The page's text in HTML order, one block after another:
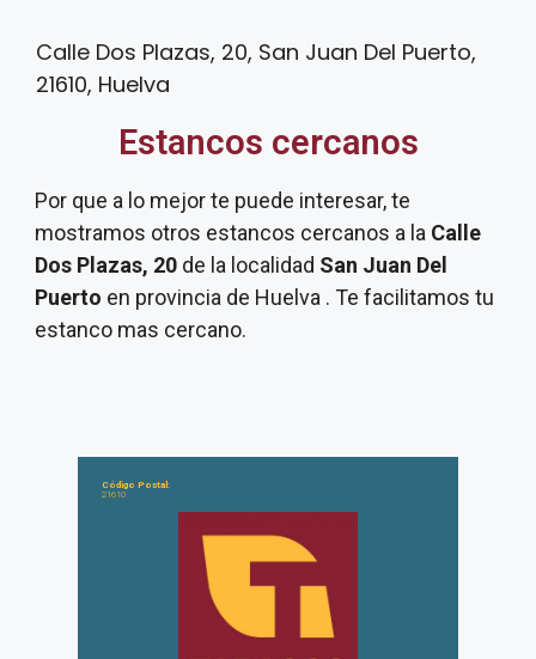
Calle Dos Plazas, 20, San Juan Del Puerto,
21610, Huelva
Estancos cercanos
Por que a lo mejor te puede interesar, te
mostramos otros estancos cercanos a la Calle
Dos Plazas, 20 de la localidad San Juan Del
Puerto en provincia de Huelva . Te facilitamos tu
estanco mas cercano.
Código Postal:
21610